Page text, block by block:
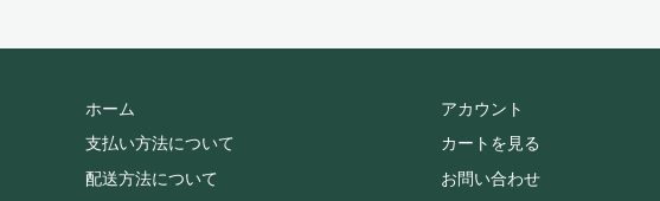
ホーム
支払い方法について
配送方法について
アカウント
カートを見る
お問い合わせ